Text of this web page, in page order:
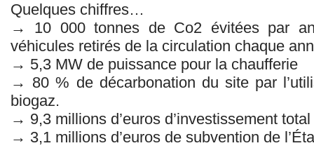
Quelques chiffres…
→ 10 000 tonnes de Co2 évitées par
véhicules retirés de la circulation chaque
→ 5,3 MW de puissance pour la chaufferie
→ 80 % de décarbonation du site par
biogaz.
→ 9,3 millions d’euros d’investissement total
→ 3,1 millions d’euros de subvention de